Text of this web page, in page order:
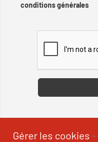
conditions générales
Gérer les cookies -